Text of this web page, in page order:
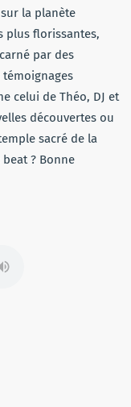
la planète
plus florissantes,
par des
témoignages
celui de Théo, DJ et
découvertes ou
sacré de la
? Bonne